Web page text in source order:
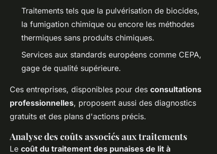
Traitements tels que la pulvérisation de biocides,
la fumigation chimique ou encore les méthodes
thermiques sans produits chimiques.
Services aux standards européens comme CEPA,
gage de qualité supérieure.
Ces entreprises, disponibles pour des consultations
professionnelles, proposent aussi des diagnostics
gratuits et des plans d'actions précis.
Analyse des coûts associés aux traitements
Le coût du traitement des punaises de lit à